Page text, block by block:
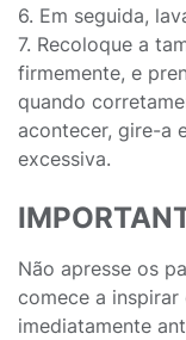
6. Em seguida,
7. Recoloque a
firmemente, e
quando
acontecer, gire-a
excessiva.
Não apresse os
comece a inspirar
imediatamente